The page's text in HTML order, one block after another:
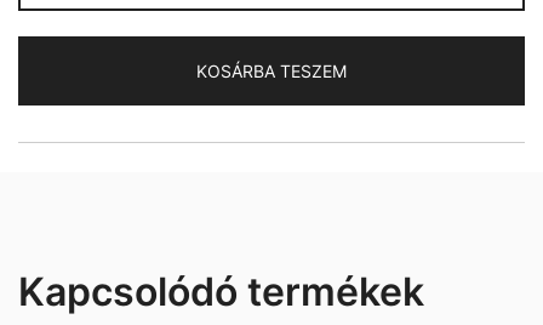
bögre
KOSÁRBA TESZEM
Kapcsolódó termékek